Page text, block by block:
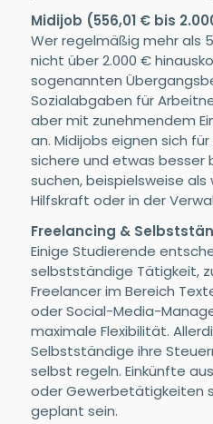
Midijob (556,01 € bis
Wer regelmäßig mehr als
nicht über 2.000 €
sogenannten
Sozialabgaben für
aber mit zunehmendem
an. Midijobs eignen sich
sichere und etwas besser
suchen, beispielsweise
Hilfskraft oder in der
Freelancing &
Einige Studierende
selbstständige Tätigkeit,
Freelancer im Bereich
oder Social-Media-
maximale Flexibilität.
Selbstständige ihre
selbst regeln. Einkünfte
oder Gewerbetätigkeiten
geplant sein.